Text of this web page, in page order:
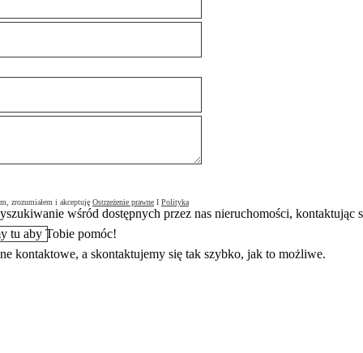
zrozumiałem i akceptuję Ostrzeżenie prawne I Polityka
wśród dostępnych przez nas nieruchomości, kontaktując
tu aby Tobie pomóc!
kontaktowe, a skontaktujemy się tak szybko, jak to możliwe.